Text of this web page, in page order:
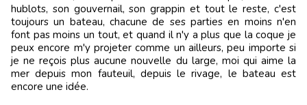
hublots, son gouvernail, son grappin et tout le reste, c'est
toujours un bateau, chacune de ses parties en moins n'en
font pas moins un tout, et quand il n'y a plus que la coque je
peux encore m'y projeter comme un ailleurs, peu importe si
je ne reçois plus aucune nouvelle du large, moi qui aime la
mer depuis mon fauteuil, depuis le rivage, le bateau est
encore une idée.